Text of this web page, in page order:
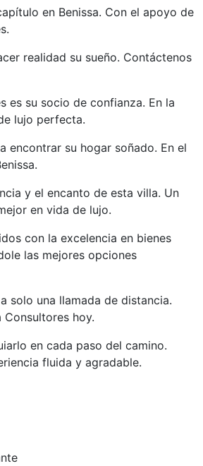
en Benissa. Con el apoyo de
realidad su sueño. Contáctenos
es su socio de confianza. En la
lujo perfecta.
encontrar su hogar soñado. En el
y el encanto de esta villa. Un
en vida de lujo.
con la excelencia en bienes
las mejores opciones
solo una llamada de distancia.
Consultores hoy.
en cada paso del camino.
fluida y agradable.